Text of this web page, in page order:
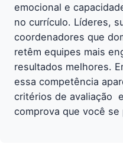
emocional e
no currículo. Líderes,
coordenadores que
retêm equipes mais
resultados melhores.
essa competência
critérios de avaliação 
comprova que você se